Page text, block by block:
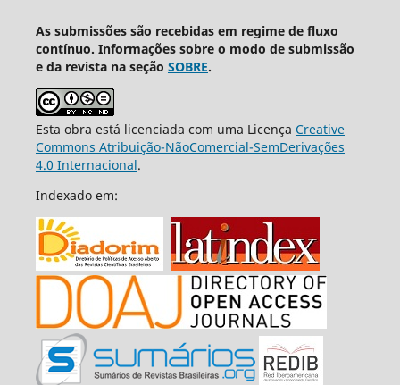
As submissões são recebidas em regime de fluxo
contínuo. Informações sobre o modo de submissão
e da revista na seção SOBRE.
Esta obra está licenciada com uma Licença Creative
Commons Atribuição-NãoComercial-SemDerivações
4.0 Internacional.
Indexado em: